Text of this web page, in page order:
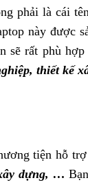
phải là cái
này được
sẽ rất phù
thiết kế
tiện hỗ
dựng, …